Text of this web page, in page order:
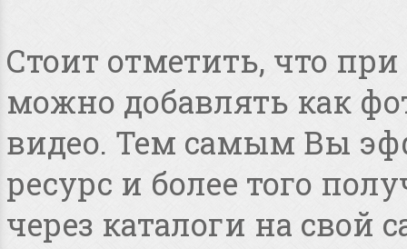
Стоит отметить, что
можно добавлять как
видео. Тем самым Вы
ресурс и более того
через каталоги на свой